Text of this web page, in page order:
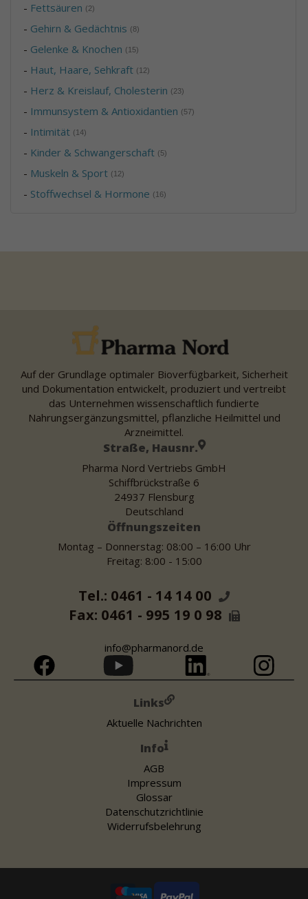
- Fettsäuren (2)
- Gehirn & Gedächtnis (8)
- Gelenke & Knochen (15)
- Haut, Haare, Sehkraft (12)
- Herz & Kreislauf, Cholesterin (23)
- Immunsystem & Antioxidantien (57)
- Intimität (14)
- Kinder & Schwangerschaft (5)
- Muskeln & Sport (12)
- Stoffwechsel & Hormone (16)
Auf der Grundlage optimaler Bioverfügbarkeit, Sicherheit
und Dokumentation entwickelt, produziert und vertreibt
das Unternehmen wissenschaftlich fundierte
Nahrungsergänzungsmittel, pflanzliche Heilmittel und
Arzneimittel.
Straße, Hausnr.
Pharma Nord Vertriebs GmbH
Schiffbrückstraße 6
24937 Flensburg
Deutschland
Öffnungszeiten
Montag – Donnerstag: 08:00 – 16:00 Uhr
Freitag: 8:00 - 15:00
Tel.: 0461 - 14 14 00
Fax: 0461 - 995 19 0 98
info@pharmanord.de
Links
Aktuelle Nachrichten
Info
AGB
Impressum
Glossar
Datenschutzrichtlinie
Widerrufsbelehrung